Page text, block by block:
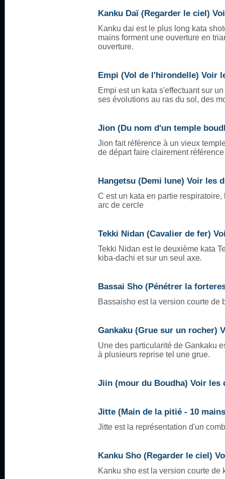
Kanku Daï (Regarder le ciel)
Kanku dai est le plus long kata
mains forment une ouverture en
ouverture.
Empi (Vol de l'hirondelle) Voir
Empi est un kata s'effectuant sur
ses évolutions au ras du sol, des
Jion (Du nom d'un temple
Jion fait référence à un vieux
de départ faire clairement
Hangetsu (Demi lune) Voir les
C est un kata en partie
arc de cercle
Tekki Nidan (Cavalier de fer)
Tekki Nidan est le deuxième kata
kiba-dachi et sur un seul axe.
Bassai Sho (Pénétrer la
Bassaisho est la version courte de
Gankaku (Grue sur un rocher)
Une des particularité de Gankaku
à plusieurs reprise tel une grue.
Jiin (mour du Boudha) Voir les
Jitte (Main de la pitié - 10
Jitte est la représentation d'un
Kanku Sho (Regarder le ciel)
Kanku sho est la version courte